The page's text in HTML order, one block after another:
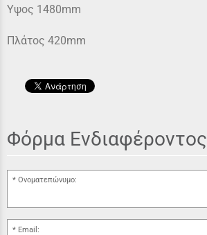
Υψος 1480mm
Πλάτος 420mm
Φόρμα Ενδιαφέροντος
Ονοματεπώνυμο:
Email: